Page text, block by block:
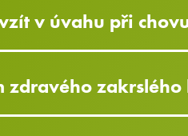
v úvahu při
zdravého